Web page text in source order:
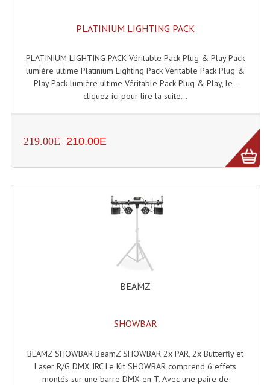
Lampes Leds
Lampes PAR
Lumières Noire
Panneaux, Piste Danse À Leds
Petit Effets Lumineux
Projecteur De Gobo
Projecteur Extérieur Multifaisceaux
Projecteurs Barres De Leds
PLATINIUM LIGHTING PACK
PLATINIUM LIGHTING PACK Véritable Pack Plug & Play Pack
lumière ultime Platinium Lighting Pack Véritable Pack Plug &
Play Pack lumière ultime Véritable Pack Plug & Play, le -
cliquez-ici pour lire la suite...
219.00E 210.00E
BEAMZ
SHOWBAR
BEAMZ SHOWBAR BeamZ SHOWBAR 2x PAR, 2x Butterfly et
Laser R/G DMX IRC Le Kit SHOWBAR comprend 6 effets
montés sur une barre DMX en T. Avec une paire de